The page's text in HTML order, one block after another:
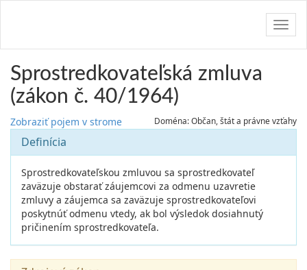
Sprostredkovateľská zmluva
(zákon č. 40/1964)
Zobraziť pojem v strome Doména: Občan, štát a právne vzťahy
Definícia
Sprostredkovateľskou zmluvou sa sprostredkovateľ
zaväzuje obstarať záujemcovi za odmenu uzavretie
zmluvy a záujemca sa zaväzuje sprostredkovateľovi
poskytnúť odmenu vtedy, ak bol výsledok dosiahnutý
pričinením sprostredkovateľa.